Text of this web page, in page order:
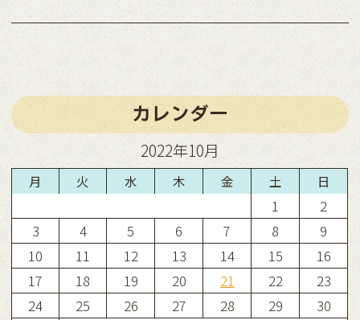
カレンダー
2022年10月
月 火 水 木 金 土 日
1
2
3
4 5 6 7 8
9
10
11 12 13 14 15
16
17
18 19 20 21 22
23
24
25 26 27 28 29
30